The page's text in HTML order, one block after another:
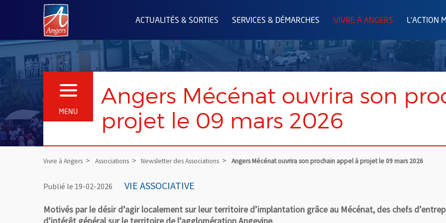
Angers.fr : Retour à l'accueil
ACTUALITÉS & SORTIES SERVICES & DÉMARCHES VIVRE À ANGERS L'ACTION
MENU
OUVRIR LE MENU
Angers Mécénat ouvrira son
projet le 09 mars 2026
Vivre à Angers Associations Newsletter des Associations Angers Mécénat ouvrira son prochain appel à projet le 09 mars 2026
Publié le 19-02-2026 VIE ASSOCIATIVE
Motivés par le désir d’agir localement sur leur territoire d’implantation grâce au Mécénat, des chefs